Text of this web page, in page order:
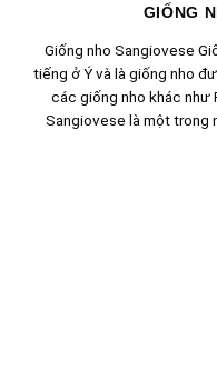
GIỐNG
Giống nho Sangiovese
tiếng ở Ý và là giống nho
các giống nho khác như
Sangiovese là một trong